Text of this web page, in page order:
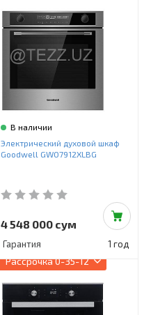
В наличии
Электрический духовой шкаф
Goodwell GWO7912XLBG
4 548 000 сум
Гарантия 1 год
Рассрочка0-35-12